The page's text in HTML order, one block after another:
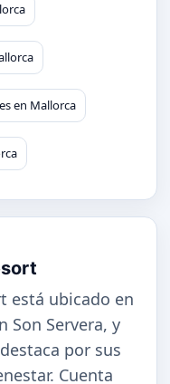
en Mallorca
está ubicado en
Son Servera, y
por sus
Cuenta